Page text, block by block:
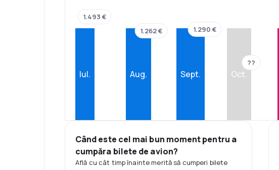
Iul.
1.493 €
Aug.
1.262 €
Sept.
1.290 €
Oct.
??
Când este cel mai bun moment pentru a
cumpăra bilete de avion?
Află cu cât timp înainte merită să cumperi bilete